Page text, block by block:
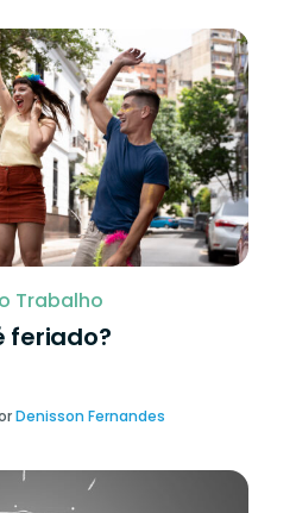
Trabalho
feriado?
Denisson Fernandes